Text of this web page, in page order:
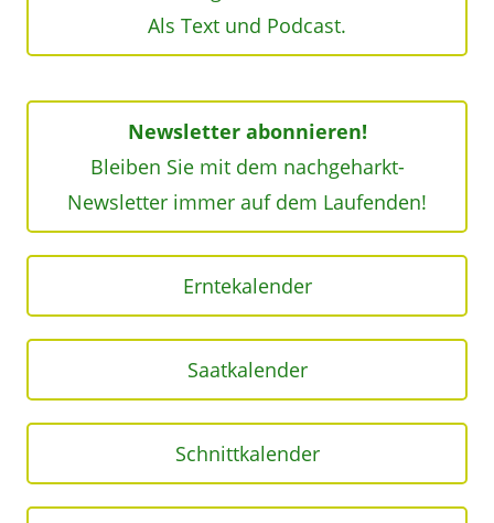
Als Text und Podcast.
Newsletter abonnieren!
Bleiben Sie mit dem nachgeharkt-
Newsletter immer auf dem Laufenden!
Erntekalender
Saatkalender
Schnittkalender